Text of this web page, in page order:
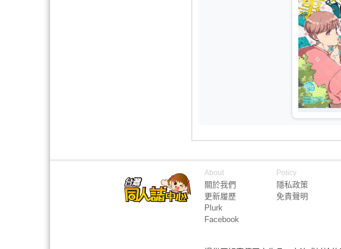
About
關於我們
更新履歷
Plurk
Facebook
Policy
隱私政策
免責聲明